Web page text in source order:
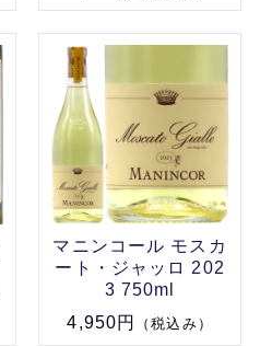
マニンコール モスカ
ート・ジャッロ 202
3 750ml
4,950円
（税込み）